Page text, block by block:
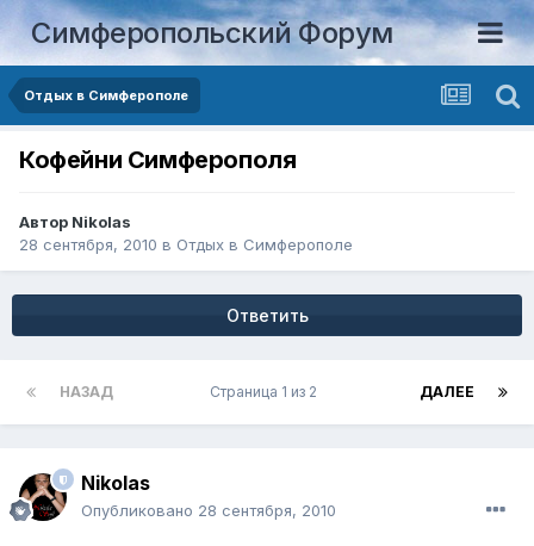
Симферопольский Форум
Отдых в Симферополе
Кофейни Симферополя
Автор Nikolas
28 сентября, 2010 в Отдых в Симферополе
Ответить
НАЗАД ДАЛЕЕ
Страница 1 из 2
Nikolas
Опубликовано 28 сентября, 2010